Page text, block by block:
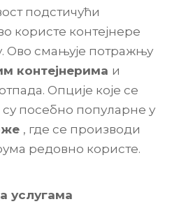
подстичући
користе контејнере
Ово смањује потражњу
контејнерима и
Опције које се
посебно популарне у
, где се производи
редовно користе.
услугама